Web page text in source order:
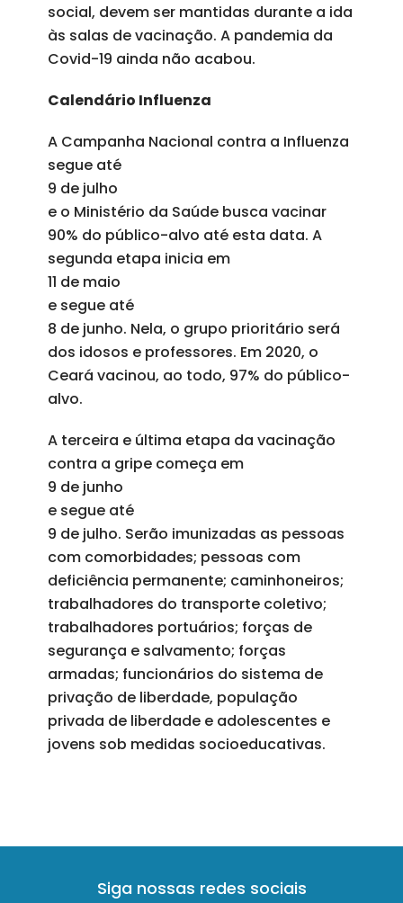
social, devem ser mantidas durante a ida
às salas de vacinação. A pandemia da
Covid-19 ainda não acabou.
Calendário Influenza
A Campanha Nacional contra a Influenza
segue até
9 de julho
e o Ministério da Saúde busca vacinar
90% do público-alvo até esta data. A
segunda etapa inicia em
11 de maio
e segue até
8 de junho. Nela, o grupo prioritário será
dos idosos e professores. Em 2020, o
Ceará vacinou, ao todo, 97% do público-
alvo.
A terceira e última etapa da vacinação
contra a gripe começa em
9 de junho
e segue até
9 de julho. Serão imunizadas as pessoas
com comorbidades; pessoas com
deficiência permanente; caminhoneiros;
trabalhadores do transporte coletivo;
trabalhadores portuários; forças de
segurança e salvamento; forças
armadas; funcionários do sistema de
privação de liberdade, população
privada de liberdade e adolescentes e
jovens sob medidas socioeducativas.
Siga nossas redes sociais